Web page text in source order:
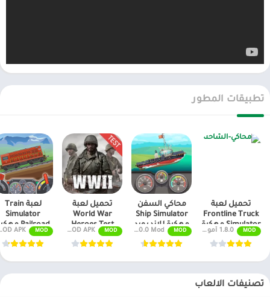
تطبيقات المطور
تحميل لعبة
Frontline Truck
Simulator مهكرة
للاندرويدMOD 1.8.0 أموال غير محدودة
محاكي السفن
Ship Simulator
مهكرة للاندرويد
MOD
v0.460.0 Mod
تحميل لعبة
World War
Heroes Test
مهكرة للاندرويد
MOD v1.44.0-beta1 MOD APK [أموال غير محدودة]
لعبة Train
Simulator
Railroad مهكرة
MOD v0.2.91 MOD APK (أموال غير محدودة/مخططات)
تصنيفات الالعاب